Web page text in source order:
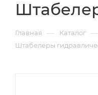
Главная — Каталог —
Штабелеры